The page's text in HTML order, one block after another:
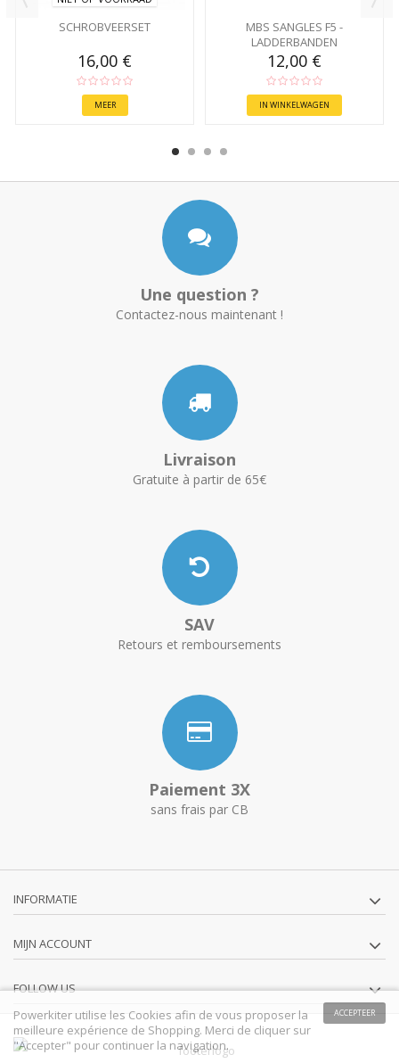
SCHROBVEERSET
16,00 €
MEER
MBS SANGLES F5 -
LADDERBANDEN
12,00 €
IN WINKELWAGEN
Une question ?
Contactez-nous maintenant !
Livraison
Gratuite à partir de 65€
SAV
Retours et remboursements
Paiement 3X
sans frais par CB
INFORMATIE
MIJN ACCOUNT
FOLLOW US
ACCEPTEER
Powerkiter utilise les Cookies afin de vous proposer la
meilleure expérience de Shopping. Merci de cliquer sur
"Accepter" pour continuer la navigation.